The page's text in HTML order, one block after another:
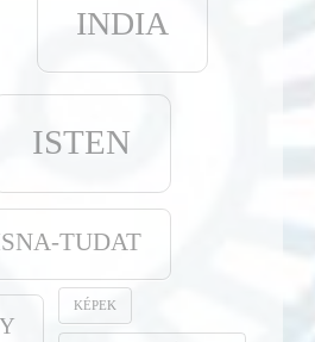
INDIA
ISTEN
TUDAT
KÉPEK